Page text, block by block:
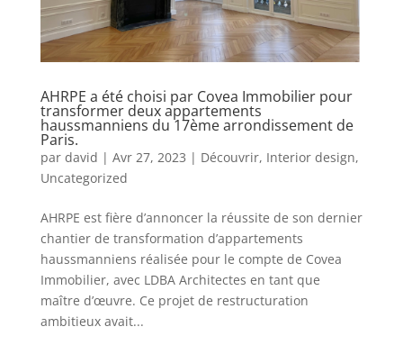
AHRPE a été choisi par Covea Immobilier pour
transformer deux appartements
haussmanniens du 17ème arrondissement de
Paris.
par david | Avr 27, 2023 | Découvrir, Interior design,
Uncategorized
AHRPE est fière d’annoncer la réussite de son dernier
chantier de transformation d’appartements
haussmanniens réalisée pour le compte de Covea
Immobilier, avec LDBA Architectes en tant que
maître d’œuvre. Ce projet de restructuration
ambitieux avait...